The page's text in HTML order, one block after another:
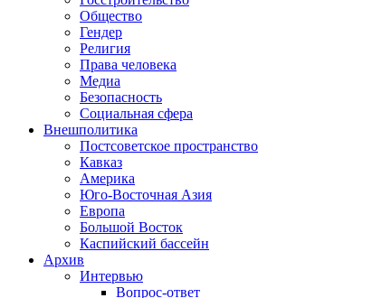
Общество
Гендер
Религия
Права человека
Медиа
Безопасность
Социальная сфера
Внешполитика
Постсоветское пространство
Кавказ
Америка
Юго-Восточная Азия
Европа
Большой Восток
Каспийский бассейн
Архив
Интервью
Вопрос-ответ